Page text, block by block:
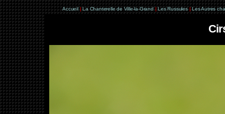
Accueil | La Chanterelle de Ville-la-Grand | Les Russules | Les Autres